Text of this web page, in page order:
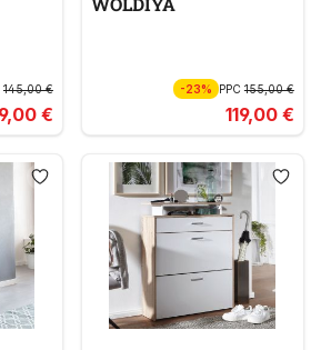
145,00 €
€
-23% PPC155,00 €
119,00 €